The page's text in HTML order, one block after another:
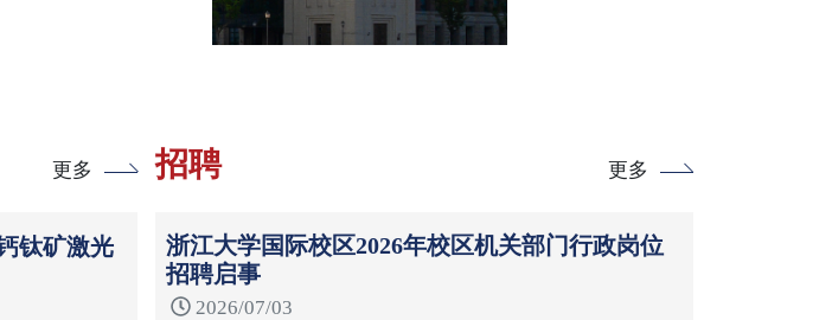
更多
钛矿激光
招聘 更多
浙江大学国际校区2026年校区机关部门行政岗位
招聘启事
2026/07/03